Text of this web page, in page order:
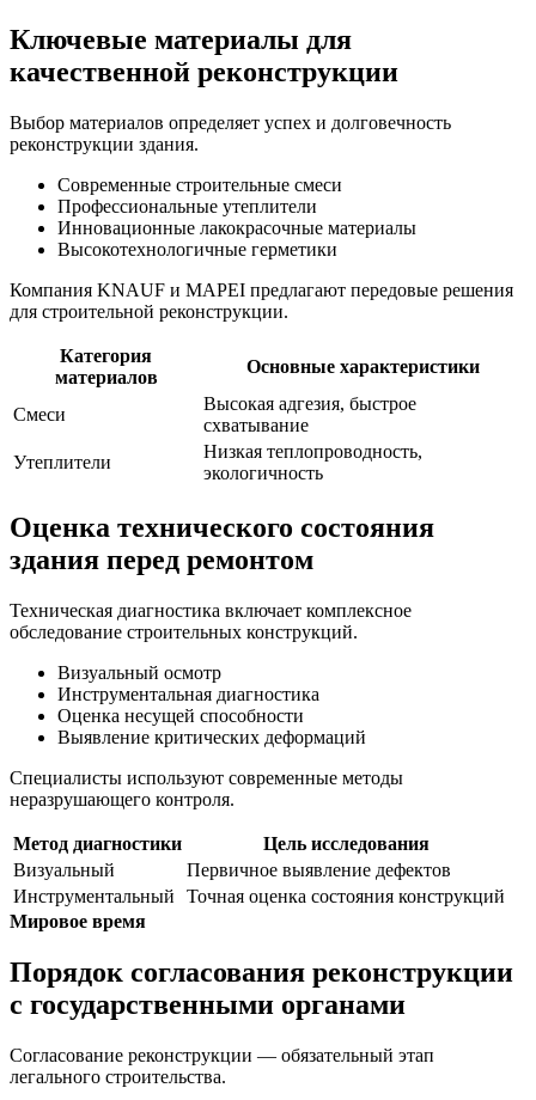
Ключевые материалы для
качественной реконструкции
Выбор материалов определяет успех и долговечность
реконструкции здания.
Современные строительные смеси
Профессиональные утеплители
Инновационные лакокрасочные материалы
Высокотехнологичные герметики
Компания KNAUF и MAPEI предлагают передовые решения
для строительной реконструкции.
Категория
материалов
Основные характеристики
Смеси
Высокая адгезия, быстрое
схватывание
Утеплители
Низкая теплопроводность,
экологичность
Оценка технического состояния
здания перед ремонтом
Техническая диагностика включает комплексное
обследование строительных конструкций.
Визуальный осмотр
Инструментальная диагностика
Оценка несущей способности
Выявление критических деформаций
Специалисты используют современные методы
неразрушающего контроля.
Метод диагностики
Цель исследования
Визуальный
Первичное выявление дефектов
Инструментальный
Точная оценка состояния конструкций
Мировое время
Порядок согласования реконструкции
с государственными органами
Согласование реконструкции — обязательный этап
легального строительства.